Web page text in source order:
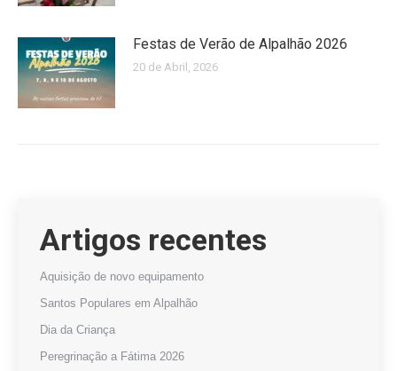
Festas de Verão de Alpalhão 2026
20 de Abril, 2026
Artigos recentes
Aquisição de novo equipamento
Santos Populares em Alpalhão
Dia da Criança
Peregrinação a Fátima 2026